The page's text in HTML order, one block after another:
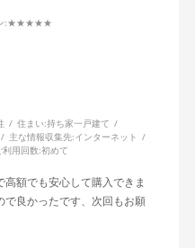
:★★★★★
住まい:持ち家一戸建て
主な情報収集先:インターネット
利用回数:初めて
額でも安心して購入できま
で良かったです、次回もお願